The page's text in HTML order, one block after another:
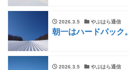
2026.3.5 やぶはら通信
朝一はハードパック。
2026.3.5 やぶはら通信